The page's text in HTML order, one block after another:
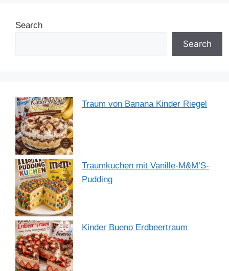
o
Search
Search
Traum von Banana Kinder Riegel
Traumkuchen mit Vanille-M&M’S-
Pudding
Kinder Bueno Erdbeertraum